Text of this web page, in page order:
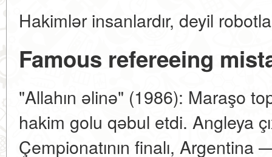
Hakimlər insanlardır, deyil
Famous refereeing
"Allahın əlinə" (1986): Maraşo
hakim golu qəbul etdi. Angleya
Çempionatının finalı,